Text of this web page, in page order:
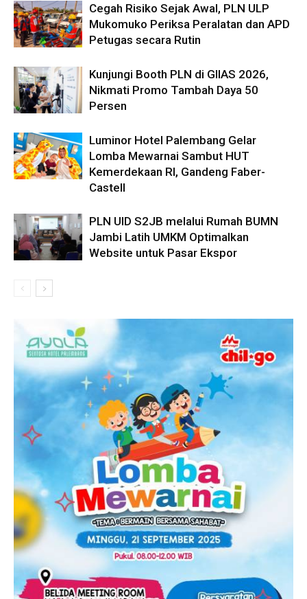
Cegah Risiko Sejak Awal, PLN ULP
Mukomuko Periksa Peralatan dan APD
Petugas secara Rutin
Kunjungi Booth PLN di GIIAS 2026,
Nikmati Promo Tambah Daya 50
Persen
Luminor Hotel Palembang Gelar
Lomba Mewarnai Sambut HUT
Kemerdekaan RI, Gandeng Faber-
Castell
PLN UID S2JB melalui Rumah BUMN
Jambi Latih UMKM Optimalkan
Website untuk Pasar Ekspor